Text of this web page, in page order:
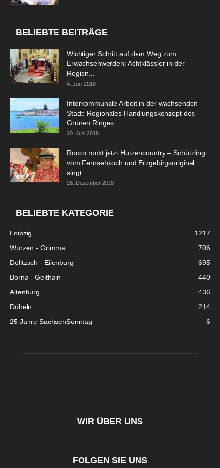
BELIEBTE BEITRÄGE
Wichtiger Schritt auf dem Weg zum
Erwachsenwerden: Achtklässler in der
Region...
4. Juni 2018
Interkommunale Arbeit in der wachsenden
Stadt: Regionales Handlungskonzept des
Grünen Ringes...
20. Juni 2018
Rocco rockt jetzt Hutzencountry – Schützling
vom Fernsehkoch und Erzgebirgsoriginal
singt...
26. Dezember 2018
BELIEBTE KATEGORIE
Leipzig
1217
Wurzen - Grimma
706
Delitzsch - Eilenburg
695
Borna - Geithain
440
Altenburg
436
Döbeln
214
25 Jahre SachsenSonntag
6
WIR ÜBER UNS
FOLGEN SIE UNS